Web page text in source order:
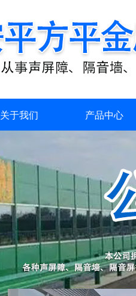
关于我们 产品中心